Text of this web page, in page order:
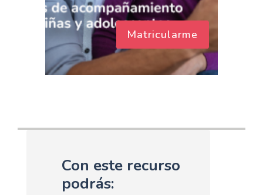
Matricularme
Con este recurso
podrás: